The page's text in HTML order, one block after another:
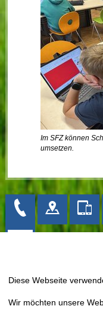
Im SFZ können
umsetzen.
Gemeinde Bissendorf
Kirchplatz 1
Wir möchten unsere